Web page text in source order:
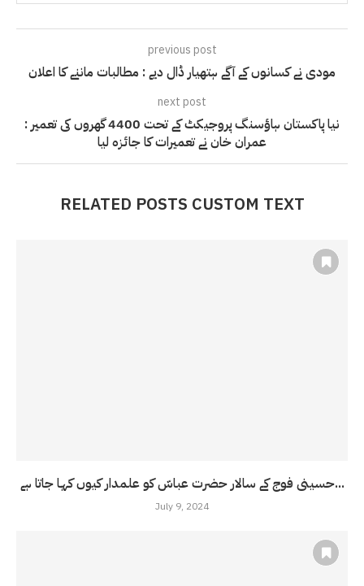
previous post
مودی نے کسانوں کے آگے ہتھیار ڈال دیے : مطالبات ماننے کا اعلان
next post
نیا پاکستان ہاؤسنگ پروجیکٹ کے تحت 4400 گھروں کی تعمیر :
عمران خان نے تعمیرات کا جائزہ لیا
RELATED POSTS CUSTOM TEXT
حسینی فوج کے سالار حضرت عباسّ کو علمدار کیوں کہا جاتا ہے...
July 9, 2024